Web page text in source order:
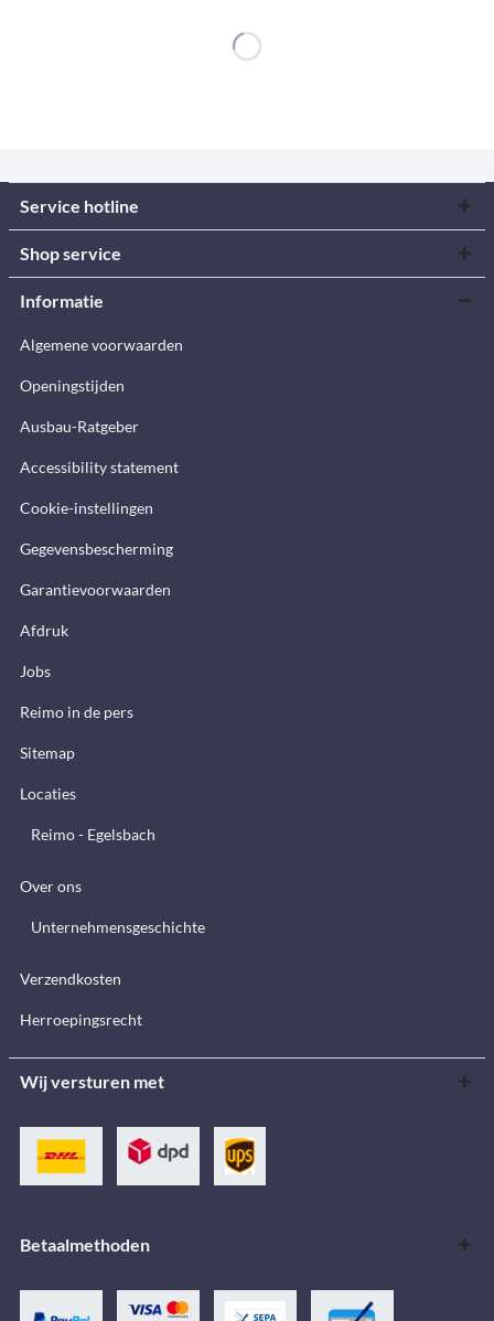
Service hotline
Shop service
Informatie
Algemene voorwaarden
Openingstijden
Ausbau-Ratgeber
Accessibility statement
Cookie-instellingen
Gegevensbescherming
Garantievoorwaarden
Afdruk
Jobs
Reimo in de pers
Sitemap
Locaties
Reimo - Egelsbach
Over ons
Unternehmensgeschichte
Verzendkosten
Herroepingsrecht
Wij versturen met
Betaalmethoden